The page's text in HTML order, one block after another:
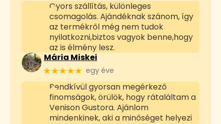
Gyors szállítás, különleges
csomagolás. Ajándéknak szánom, így
az termékről még nem tudok
nyilatkozni,biztos vagyok benne,hogy
az is élmény lesz.
Mária Miskei
★★★★★ egy éve
Rendkívül gyorsan megérkező
finomságok, örülök, hogy rátaláltam a
Venison Gustora. Ajánlom
mindenkinek, aki a minőséget helyezi